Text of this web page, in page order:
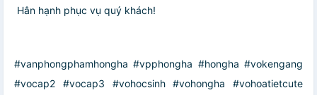
️ Hân hạnh phục vụ quý khách!
#vanphongphamhongha #vpphongha #hongha #vokengang
#vocap2 #vocap3 #vohocsinh #vohongha #vohoatietcute